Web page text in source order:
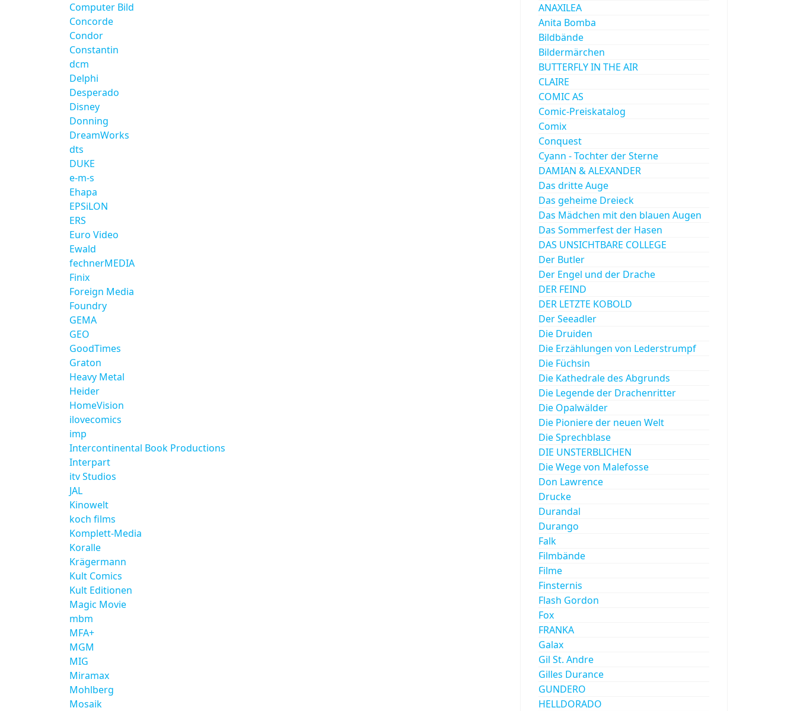
Computer Bild
Concorde
Condor
Constantin
dcm
Delphi
Desperado
Disney
Donning
DreamWorks
dts
DUKE
e-m-s
Ehapa
EPSiLON
ERS
Euro Video
Ewald
fechnerMEDIA
Finix
Foreign Media
Foundry
GEMA
GEO
GoodTimes
Graton
Heavy Metal
Heider
HomeVision
ilovecomics
imp
Intercontinental Book Productions
Interpart
itv Studios
JAL
Kinowelt
koch films
Komplett-Media
Koralle
Krägermann
Kult Comics
Kult Editionen
Magic Movie
mbm
MFA+
MGM
MIG
Miramax
Mohlberg
Mosaik
ANAXILEA
Anita Bomba
Bildbände
Bildermärchen
BUTTERFLY IN THE AIR
CLAIRE
COMIC AS
Comic-Preiskatalog
Comix
Conquest
Cyann - Tochter der Sterne
DAMIAN & ALEXANDER
Das dritte Auge
Das geheime Dreieck
Das Mädchen mit den blauen Augen
Das Sommerfest der Hasen
DAS UNSICHTBARE COLLEGE
Der Butler
Der Engel und der Drache
DER FEIND
DER LETZTE KOBOLD
Der Seeadler
Die Druiden
Die Erzählungen von Lederstrumpf
Die Füchsin
Die Kathedrale des Abgrunds
Die Legende der Drachenritter
Die Opalwälder
Die Pioniere der neuen Welt
Die Sprechblase
DIE UNSTERBLICHEN
Die Wege von Malefosse
Don Lawrence
Drucke
Durandal
Durango
Falk
Filmbände
Filme
Finsternis
Flash Gordon
Fox
FRANKA
Galax
Gil St. Andre
Gilles Durance
GUNDERO
HELLDORADO